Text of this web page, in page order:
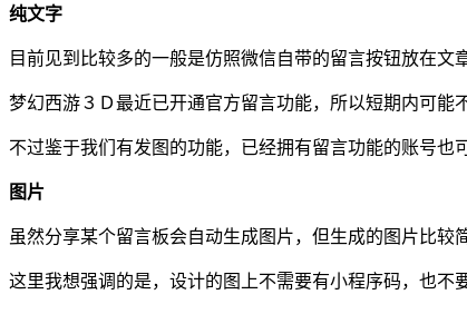
纯文字
目前见到比较多的一般是仿照微信自带的留言按钮放在文
梦幻西游３Ｄ最近已开通官方留言功能，所以短期内可能
不过鉴于我们有发图的功能，已经拥有留言功能的账号也
图片
虽然分享某个留言板会自动生成图片，但生成的图片比较
这里我想强调的是，设计的图上不需要有小程序码，也不